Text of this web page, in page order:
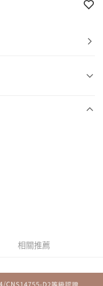
可立即使用無須另外申請。
相關推薦